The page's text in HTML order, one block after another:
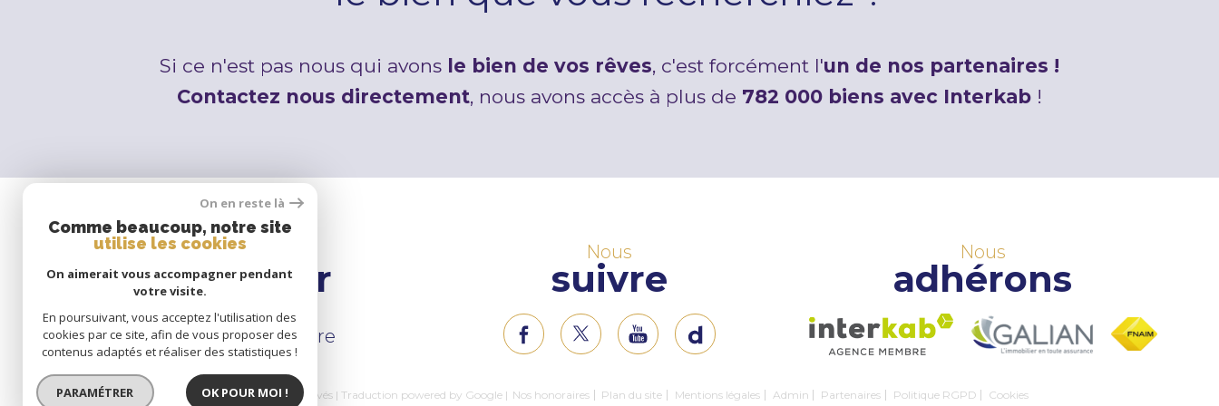
Si ce n'est pas nous qui avons le bien de vos rêves, c'est forcément l'un de nos partenaires !
Contactez nous directement, nous avons accès à plus de 782 000 biens avec Interkab !
Se
connecter
espace propriétaire
Nous
suivre
Nous
adhérons
© 2026 | Tous droits réservés | Traduction powered by Google | Nos honoraires Plan du site Mentions légales Admin Partenaires Politique RGPD Cookies
On en reste là
Comme beaucoup, notre site
utilise les cookies
On aimerait vous accompagner pendant
votre visite.
En poursuivant, vous acceptez l'utilisation des
cookies par ce site, afin de vous proposer des
contenus adaptés et réaliser des statistiques !
PARAMÉTRER OK POUR MOI !